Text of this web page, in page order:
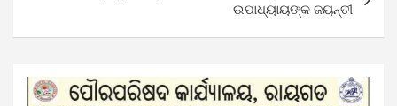
ଉପାଧ୍ୟାୟଙ୍କ ଜୟନ୍ତୀ